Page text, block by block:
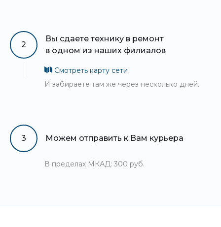
2
Вы сдаете технику в ремонт
в одном из наших филиалов
Смотреть карту сети
И забираете там же через несколько дней.
3 Можем отправить к Вам курьера
В пределах МКАД: 300 руб.